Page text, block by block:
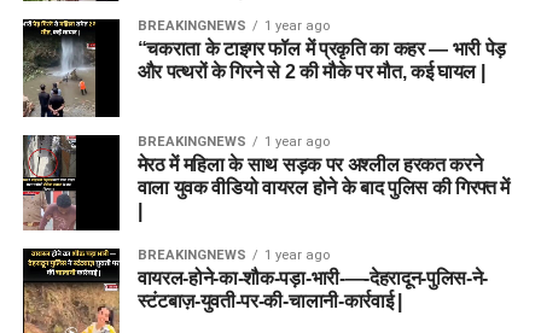
BREAKINGNEWS 1 year ago
“चकराता के टाइगर फॉल में प्रकृति का कहर — भारी पेड़
और पत्थरों के गिरने से 2 की मौके पर मौत, कई घायल |
BREAKINGNEWS 1 year ago
मेरठ में महिला के साथ सड़क पर अश्लील हरकत करने
वाला युवक वीडियो वायरल होने के बाद पुलिस की गिरफ्त में
BREAKINGNEWS 1 year ago
वायरल-होने-का-शौक-पड़ा-भारी-—-देहरादून-पुलिस-ने-
स्टंटबाज़-युवती-पर-की-चालानी-कार्रवाई |